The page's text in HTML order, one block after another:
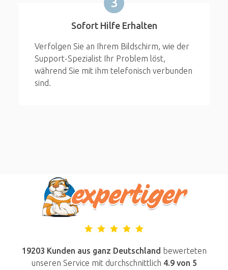
3
Sofort Hilfe Erhalten
Verfolgen Sie an Ihrem Bildschirm, wie der
Support-Spezialist Ihr Problem löst,
während Sie mit ihm telefonisch verbunden
sind.
19203 Kunden aus ganz Deutschland bewerteten
unseren Service mit durchschnittlich 4.9von 5